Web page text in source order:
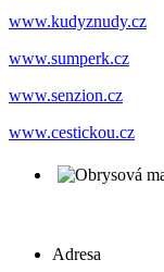
www.kudyznudy.cz
www.sumperk.cz
www.senzion.cz
www.cestickou.cz
Adresa